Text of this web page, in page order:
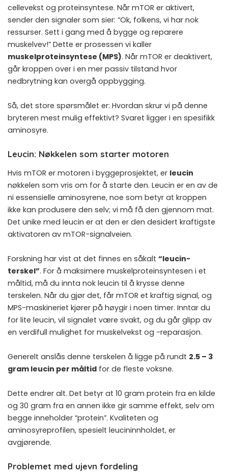
cellevekst og proteinsyntese. Når mTOR er aktivert,
sender den signaler som sier: “Ok, folkens, vi har nok
ressurser. Sett i gang med å bygge og reparere
muskelvev!” Dette er prosessen vi kaller
muskelproteinsyntese (MPS). Når mTOR er deaktivert,
går kroppen over i en mer passiv tilstand hvor
nedbrytning kan overgå oppbygging.
Så, det store spørsmålet er: Hvordan skrur vi på denne
bryteren mest mulig effektivt? Svaret ligger i en spesifikk
aminosyre.
Leucin: Nøkkelen som starter motoren
Hvis mTOR er motoren i byggeprosjektet, er leucin
nøkkelen som vris om for å starte den. Leucin er en av de
ni essensielle aminosyrene, noe som betyr at kroppen
ikke kan produsere den selv; vi må få den gjennom mat.
Det unike med leucin er at den er den desidert kraftigste
aktivatoren av mTOR-signalveien.
Forskning har vist at det finnes en såkalt “leucin-
terskel”. For å maksimere muskelproteinsyntesen i et
måltid, må du innta nok leucin til å krysse denne
terskelen. Når du gjør det, får mTOR et kraftig signal, og
MPS-maskineriet kjører på høygir i noen timer. Inntar du
for lite leucin, vil signalet være svakt, og du går glipp av
en verdifull mulighet for muskelvekst og -reparasjon.
Generelt anslås denne terskelen å ligge på rundt 2.5 – 3
gram leucin per måltid for de fleste voksne.
Dette endrer alt. Det betyr at 10 gram protein fra en kilde
og 30 gram fra en annen ikke gir samme effekt, selv om
begge inneholder “protein”. Kvaliteten og
aminosyreprofilen, spesielt leucininnholdet, er
avgjørende.
Problemet med ujevn fordeling